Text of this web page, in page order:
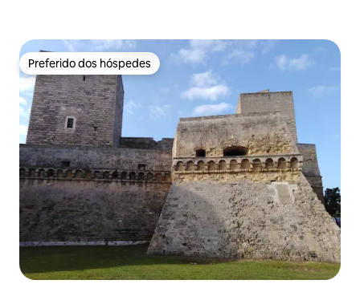
Preferido dos hóspedes
Preferido dos hóspedes